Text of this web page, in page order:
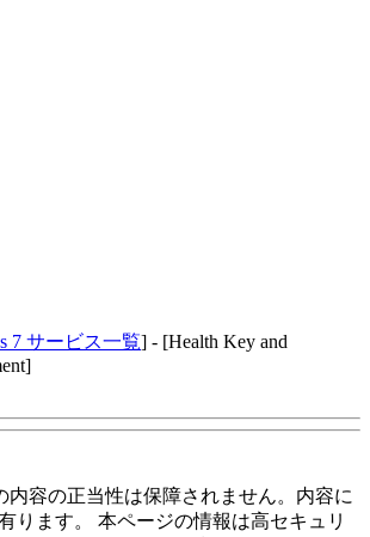
7 サービス一覧] - [Health Key and
内容の正当性は保障されません。内容に
ります。 本ページの情報は高セキュリ